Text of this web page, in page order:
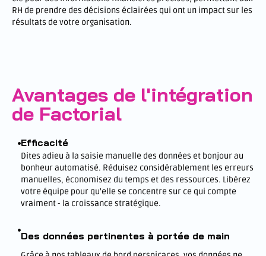
RH de prendre des décisions éclairées qui ont un impact sur les
résultats de votre organisation.
Avantages de l'intégration
de Factorial
Efficacité
Dites adieu à la saisie manuelle des données et bonjour au
bonheur automatisé. Réduisez considérablement les erreurs
manuelles, économisez du temps et des ressources. Libérez
votre équipe pour qu'elle se concentre sur ce qui compte
vraiment - la croissance stratégique.
Des données pertinentes à portée de main